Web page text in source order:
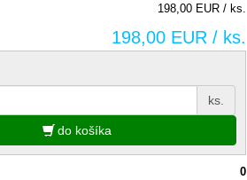
198,00 EUR / ks.
198,00 EUR / ks.
ks.
do košíka
0